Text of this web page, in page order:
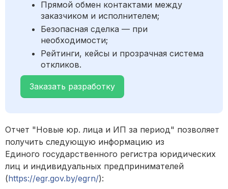
Прямой обмен контактами между
заказчиком и исполнителем;
Безопасная сделка — при
необходимости;
Рейтинги, кейсы и прозрачная система
откликов.
Заказать разработку
Отчет "Новые юр. лица и ИП за период" позволяет
получить следующую информацию из
Единого государственного регистра юридических
лиц и индивидуальных предпринимателей
(https://egr.gov.by/egrn/):